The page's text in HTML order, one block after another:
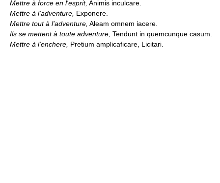
Mettre à force en l'esprit, Animis inculcare.
Mettre à l'adventure, Exponere.
Mettre tout à l'adventure, Aleam omnem iacere.
Ils se mettent à toute adventure, Tendunt in quemcunque casum.
Mettre à l'enchere, Pretium amplicaficare, Licitari.